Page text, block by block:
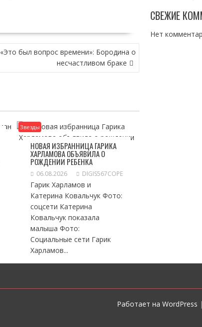
«Это был вопрос времени»: Бородина о
несчастливом браке
Звезды
НОВАЯ ИЗБРАННИЦА ГАРИКА
ХАРЛАМОВА ОБЪЯВИЛА О
РОЖДЕНИИ РЕБЕНКА
06.08.2026 DIGIS567COPE
Гарик Харламов и
Катерина Ковальчук Фото:
соцсети Катерина
Ковальчук показала
малыша Фото:
Социальные сети Гарик
Харламов...
СВЕЖИЕ
Нет
Работает на WordPress |